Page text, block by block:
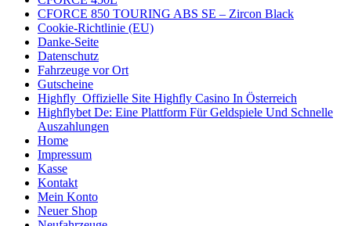
CFORCE 850 TOURING ABS SE – Zircon Black
Cookie-Richtlinie (EU)
Danke-Seite
Datenschutz
Fahrzeuge vor Ort
Gutscheine
Highfly ️ Offizielle Site Highfly Casino In Österreich
Highflybet De: Eine Plattform Für Geldspiele Und Schnelle
Auszahlungen
Home
Impressum
Kasse
Kontakt
Mein Konto
Neuer Shop